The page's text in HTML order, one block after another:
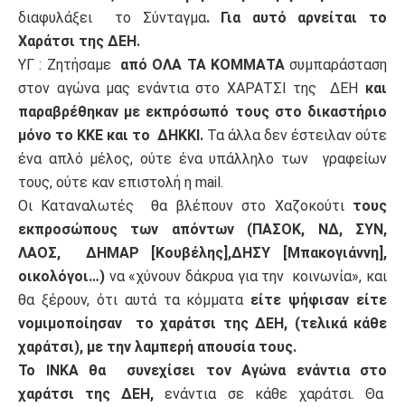
διαφυλάξει το Σύνταγμα. Για αυτό αρνείται το
Χαράτσι της ΔΕΗ.
ΥΓ : Ζητήσαμε από ΟΛΑ ΤΑ ΚΟΜΜΑΤΑσυμπαράσταση
στον αγώνα μας ενάντια στο ΧΑΡΑΤΣΙ της ΔΕΗ και
παραβρέθηκαν με εκπρόσωπό τους στο δικαστήριο
μόνο το ΚΚΕ και το ΔΗΚΚΙ. Τα άλλα δεν έστειλαν ούτε
ένα απλό μέλος, ούτε ένα υπάλληλο των γραφείων
τους, ούτε καν επιστολή η mail.
Οι Καταναλωτές θα βλέπουν στο Χαζοκούτι τους
εκπροσώπους των απόντων (ΠΑΣΟΚ, ΝΔ, ΣΥΝ,
ΛΑΟΣ, ΔΗΜΑΡ [Κουβέλης],ΔΗΣΥ [Μπακογιάννη],
οικολόγοι…) να «χύνουν δάκρυα για την κοινωνία», και
θα ξέρουν, ότι αυτά τα κόμματα είτε ψήφισαν είτε
νομιμοποίησαν το χαράτσι της ΔΕΗ, (τελικά κάθε
χαράτσι), με την λαμπερή απουσία τους.
Το ΙΝΚΑ θα συνεχίσει τον Αγώνα ενάντια στο
χαράτσι της ΔΕΗ,ενάντια σε κάθε χαράτσι. Θα